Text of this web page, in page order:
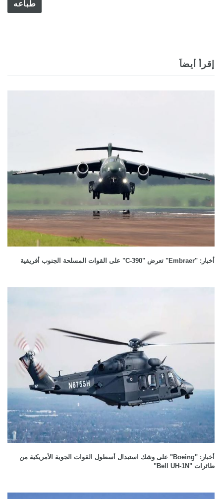
طباعه
إقرأ أيضاً
أخبار: "Embraer" تعرض "C-390" على القوات المسلحة الجنوب أفريقية
أخبار: "Boeing" على وشك استبدال أسطول القوات الجوية الأمريكية من
طائرات "Bell UH-1N"